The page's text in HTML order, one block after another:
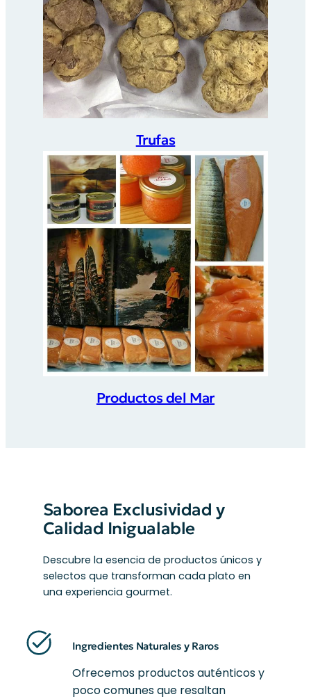
Trufas
Productos del Mar
Saborea Exclusividad y
Calidad Inigualable
Descubre la esencia de productos únicos y
selectos que transforman cada plato en
una experiencia gourmet.
Ingredientes Naturales y Raros
Ofrecemos productos auténticos y
poco comunes que resaltan